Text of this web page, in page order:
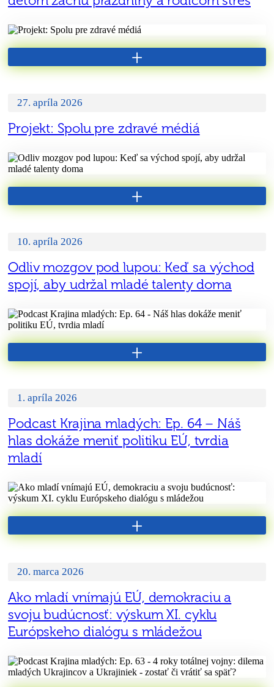
+
27. apríla 2026
Projekt: Spolu pre zdravé médiá
+
10. apríla 2026
Odliv mozgov pod lupou: Keď sa východ
spojí, aby udržal mladé talenty doma
+
1. apríla 2026
Podcast Krajina mladých: Ep. 64 – Náš
hlas dokáže meniť politiku EÚ, tvrdia
mladí
+
20. marca 2026
Ako mladí vnímajú EÚ, demokraciu a
svoju budúcnosť: výskum XI. cyklu
Európskeho dialógu s mládežou